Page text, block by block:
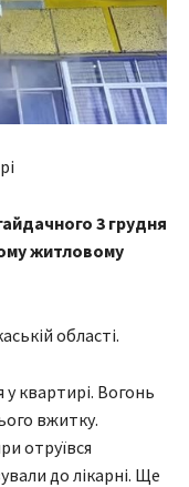
3 грудня
житловому
області.
квартирі. Вогонь
вжитку.
отруївся
до лікарні. Ще